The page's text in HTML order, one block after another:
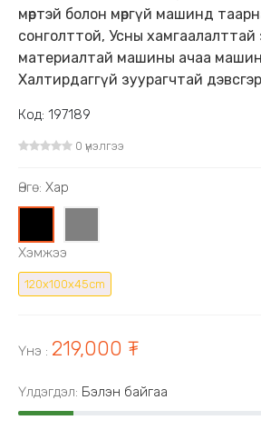
мөртэй болон мөргүй машинд
сонголттой, Усны хамгаалалттай
материалтай машины ачаа
Халтирдаггүй зуурагчтай
Код: 197189
0 үнэлгээ
Өнгө: Хар
Хэмжээ
120x100x45cm
Үнэ : 219,000 ₮
Үлдэгдэл: Бэлэн байгаа